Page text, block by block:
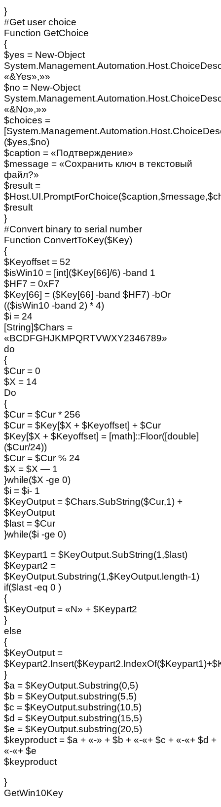
}
#Get user choice
Function GetChoice
{
$yes = New-Object
«&Yes»,»»
$no = New-Object
«&No»,»»
$choices =
($yes,$no)
$caption = «Подтверждение»
$message = «Сохранить ключ в текстовый
файл?»
$result =
$result
}
#Convert binary to serial number
Function ConvertToKey($Key)
{
$Keyoffset = 52
$isWin10 = [int]($Key[66]/6) -band 1
$HF7 = 0xF7
$Key[66] = ($Key[66] -band $HF7) -bOr
(($isWin10 -band 2) * 4)
$i = 24
[String]$Chars =
«BCDFGHJKMPQRTVWXY2346789»
do
{
$Cur = 0
$X = 14
Do
{
$Cur = $Cur * 256
$Cur = $Key[$X + $Keyoffset] + $Cur
$Key[$X + $Keyoffset] = [math]::Floor([double]
($Cur/24))
$Cur = $Cur % 24
$X = $X — 1
}while($X -ge 0)
$i = $i- 1
$KeyOutput = $Chars.SubString($Cur,1) +
$KeyOutput
$last = $Cur
}while($i -ge 0)
$Keypart1 = $KeyOutput.SubString(1,$last)
$Keypart2 =
$KeyOutput.Substring(1,$KeyOutput.length-1)
if($last -eq 0 )
{
$KeyOutput = «N» + $Keypart2
}
else
{
$KeyOutput =
}
$a = $KeyOutput.Substring(0,5)
$b = $KeyOutput.substring(5,5)
$c = $KeyOutput.substring(10,5)
$d = $KeyOutput.substring(15,5)
$e = $KeyOutput.substring(20,5)
$keyproduct = $a + «-» + $b + «-«+ $c + «-«+ $d +
«-«+ $e
$keyproduct
}
GetWin10Key